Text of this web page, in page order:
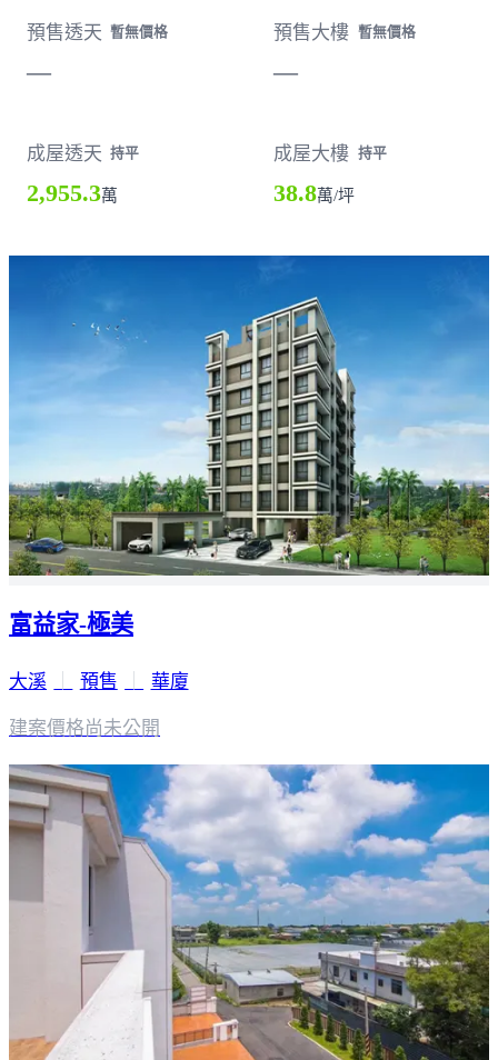
預售透天 暫無價格
—
預售大樓 暫無價格
—
成屋透天 持平
2,955.3萬
成屋大樓 持平
38.8萬/坪
富益家-極美
大溪 預售 華廈
建案價格尚未公開